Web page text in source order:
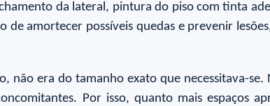
da lateral, pintura do piso com tinta
de amortecer possíveis quedas e prevenir
não era do tamanho exato que necessitava-
Por isso, quanto mais espaços